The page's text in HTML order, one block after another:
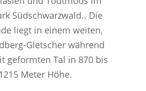
Südschwarzwald.. Die
liegt in einem weiten,
Gletscher während
geformten Tal in 870 bis
1215 Meter Höhe.